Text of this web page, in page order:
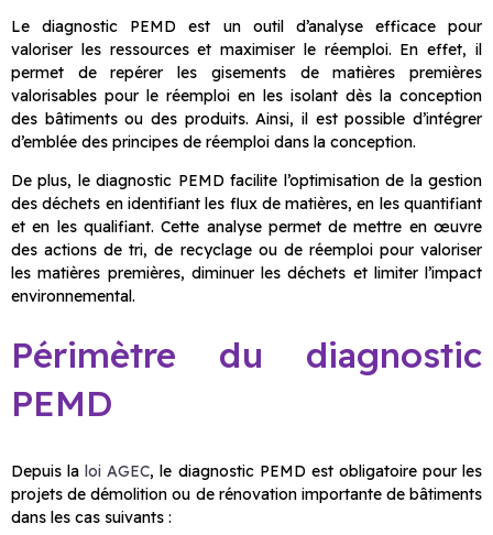
Le diagnostic PEMD est un outil d’analyse efficace pour
valoriser les ressources et maximiser le réemploi. En effet, il
permet de repérer les gisements de matières premières
valorisables pour le réemploi en les isolant dès la conception
des bâtiments ou des produits. Ainsi, il est possible d’intégrer
d’emblée des principes de réemploi dans la conception.
De plus, le diagnostic PEMD facilite l’optimisation de la gestion
des déchets en identifiant les flux de matières, en les quantifiant
et en les qualifiant. Cette analyse permet de mettre en œuvre
des actions de tri, de recyclage ou de réemploi pour valoriser
les matières premières, diminuer les déchets et limiter l’impact
environnemental.
Périmètre du diagnostic
PEMD
Depuis la loi AGEC, le diagnostic PEMD est obligatoire pour les
projets de démolition ou de rénovation importante de bâtiments
dans les cas suivants :